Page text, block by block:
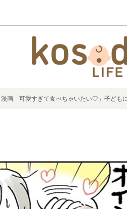
画「可愛すぎて食べちゃいたい♡」子ども